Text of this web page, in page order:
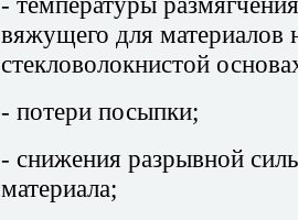
вяжущего для материалов
стекловолокнистой
- потери посыпки;
- снижения разрывной
материала;